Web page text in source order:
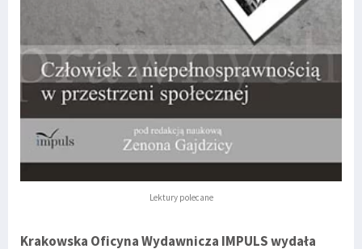
Lektury polecane
Krakowska Oficyna Wydawnicza IMPULS wydała